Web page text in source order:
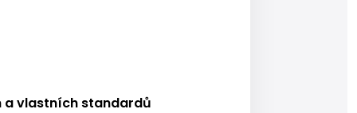
a vlastních standardů